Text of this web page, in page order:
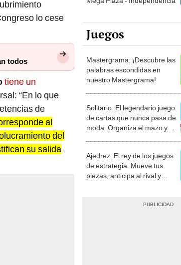
lo cese
todos
tiene un
“En lo que
de
al
del
su salida
Juegos
palabras escondidas en
nuestro Mastergrama!
de cartas que nunca pasa de
moda. Organiza el mazo y
demuestra tu habilidad.
de estrategia. Mueve tus
piezas, anticipa al rival y
consigue el jaque mate.